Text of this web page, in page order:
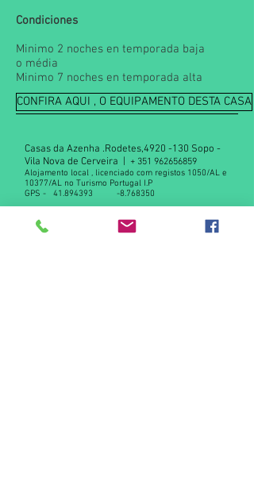
Condiciones
Minimo 2 noches en temporada baja
o média
Minimo 7 noches en temporada alta
CONFIRA AQUI , O EQUIPAMENTO DESTA CASA
Casas da Azenha .Rodetes,4920 -130 Sopo -
Vila Nova de Cerveira |
+ 351 962656859
Alojamento local , licenciado com registos 1050/AL e
10377/AL no Turismo Portugal I.P
GPS - 41.894393 -8.768350
Declaração de privacidade RGPD